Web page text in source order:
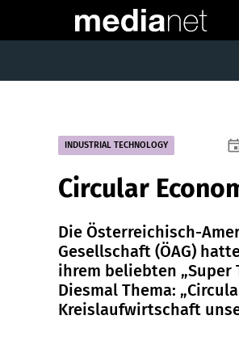
INDUSTRIAL TECHNOLOGY
Circular
Die Österreichisch-
Gesellschaft (ÖAG)
ihrem beliebten „Super
Diesmal Thema:
Kreislaufwirtschaft